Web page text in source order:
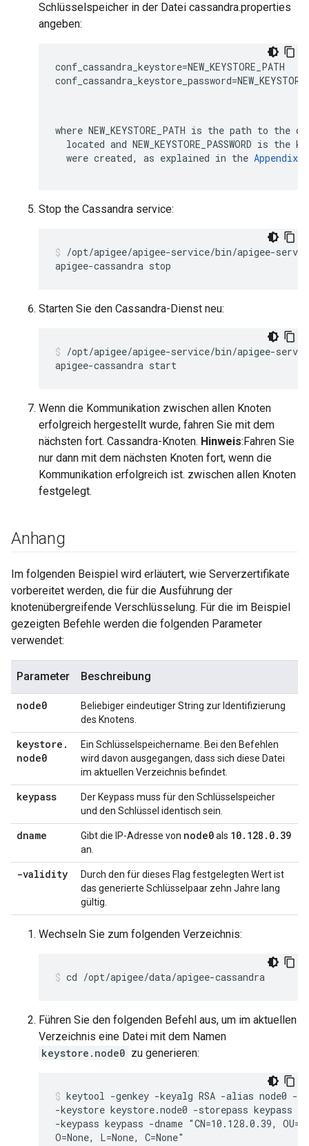
Schlüsselspeicher in der Datei cassandra.properties
angeben:
conf_cassandra_keystore=NEW_KEYSTORE_PATH
where NEW_KEYSTORE_PATH is the path to the
  located and
NEW_KEYSTORE_PASSWORD is the
  were created, as explained in the
Appendix
Stop the Cassandra service:
/opt/apigee/apigee-service/bin/apigee-
apigee-cassandra stop
Starten Sie den Cassandra-Dienst neu:
/opt/apigee/apigee-service/bin/apigee-
apigee-cassandra start
Wenn die Kommunikation zwischen allen Knoten
erfolgreich hergestellt wurde, fahren Sie mit dem
nächsten fort. Cassandra-Knoten. Hinweis:Fahren Sie
nur dann mit dem nächsten Knoten fort, wenn die
Kommunikation erfolgreich ist. zwischen allen Knoten
festgelegt.
Anhang
Im folgenden Beispiel wird erläutert, wie Serverzertifikate
vorbereitet werden, die für die Ausführung der
knotenübergreifende Verschlüsselung. Für die im Beispiel
gezeigten Befehle werden die folgenden Parameter
verwendet:
Parameter Beschreibung
node0
Beliebiger eindeutiger String zur Identifizierung
des Knotens.
keystore .
node0
Ein Schlüsselspeichername. Bei den Befehlen
wird davon ausgegangen, dass sich diese Datei
im aktuellen Verzeichnis befindet.
keypass
Der Keypass muss für den Schlüsselspeicher
und den Schlüssel identisch sein.
dname Gibt die IP-Adresse von node0als 10. 128 . 0. 39
an.
-validity
Durch den für dieses Flag festgelegten Wert ist
das generierte Schlüsselpaar zehn Jahre lang
gültig.
Wechseln Sie zum folgenden Verzeichnis:
cd /opt/apigee/data/apigee-cassandra
Führen Sie den folgenden Befehl aus, um im aktuellen
Verzeichnis eine Datei mit dem Namen
keystore.node0 zu generieren:
keytool -genkey -keyalg RSA -alias node0 -
-keystore keystore.node0 -storepass keypass \
-keypass keypass -dname "CN=10.128.0.39,
O=None, L=None, C=None"